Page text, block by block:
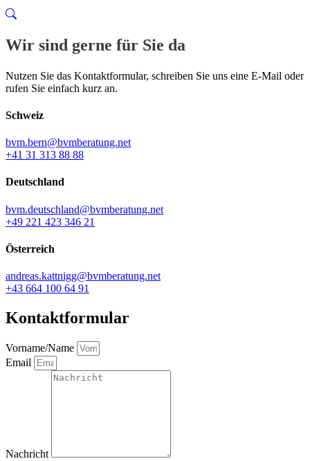
Wir sind gerne für Sie da
Nutzen Sie das Kontaktformular, schreiben Sie uns eine E-Mail oder
rufen Sie einfach kurz an.
Schweiz
bvm.bern@bvmberatung.net
+41 31 313 88 88
Deutschland
bvm.deutschland@bvmberatung.net
+49 221 423 346 21
Österreich
andreas.kattnigg@bvmberatung.net
+43 664 100 64 91
Kontaktformular
Vorname/Name
Email
Nachricht